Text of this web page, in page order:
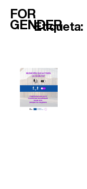
FOR
GENDER
Etiqueta: